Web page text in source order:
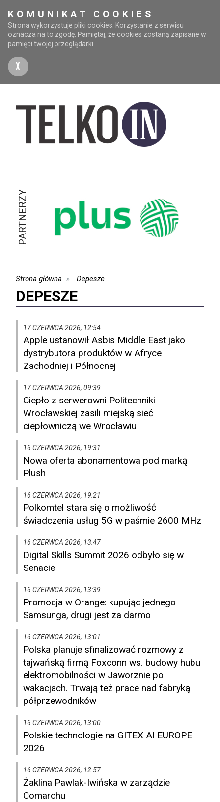
KOMUNIKAT COOKIES
Strona wykorzystuje pliki cookies. Korzystanie z serwisu
oznacza na to zgodę. Pamiętaj, że cookies zostaną zapisane w
pamięci twojej przeglądarki.
X
PARTNERZY
Strona główna Depesze
DEPESZE
17 CZERWCA 2026, 12:54
Apple ustanowił Asbis Middle East jako
dystrybutora produktów w Afryce
Zachodniej i Północnej
17 CZERWCA 2026, 09:39
Ciepło z serwerowni Politechniki
Wrocławskiej zasili miejską sieć
ciepłowniczą we Wrocławiu
16 CZERWCA 2026, 19:31
Nowa oferta abonamentowa pod marką
Plush
16 CZERWCA 2026, 19:21
Polkomtel stara się o możliwość
świadczenia usług 5G w paśmie 2600 MHz
16 CZERWCA 2026, 13:47
Digital Skills Summit 2026 odbyło się w
Senacie
16 CZERWCA 2026, 13:39
Promocja w Orange: kupując jednego
Samsunga, drugi jest za darmo
16 CZERWCA 2026, 13:01
Polska planuje sfinalizować rozmowy z
tajwańską firmą Foxconn ws. budowy hubu
elektromobilności w Jaworznie po
wakacjach. Trwają też prace nad fabryką
półprzewodników
16 CZERWCA 2026, 13:00
Polskie technologie na GITEX AI EUROPE
2026
16 CZERWCA 2026, 12:57
Żaklina Pawlak-Iwińska w zarządzie
Comarchu